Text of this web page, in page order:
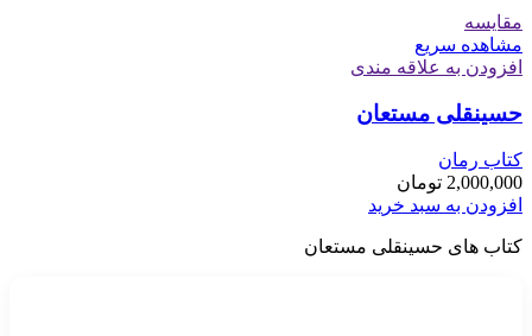
مقایسه
مشاهده سریع
افزودن به علاقه مندی
حسینقلی مستعان
کتاب رمان
2,000,000 تومان
افزودن به سبد خرید
کتاب های حسینقلی مستعان